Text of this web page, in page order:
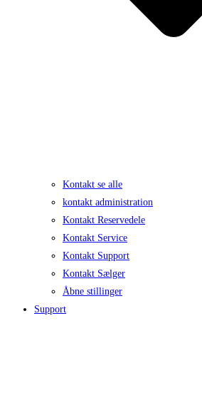
Kontakt se alle
kontakt administration
Kontakt Reservedele
Kontakt Service
Kontakt Support
Kontakt Sælger
Åbne stillinger
Support